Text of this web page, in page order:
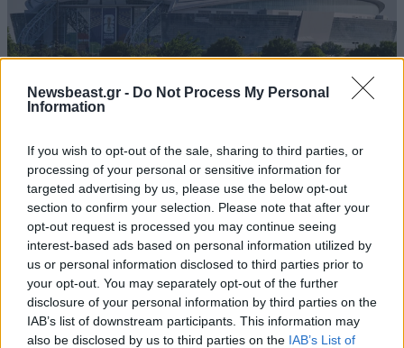
Newsbeast.gr - Do Not Process My Personal
Information
If you wish to opt-out of the sale, sharing to third parties, or
processing of your personal or sensitive information for
targeted advertising by us, please use the below opt-out
section to confirm your selection. Please note that after your
opt-out request is processed you may continue seeing
interest-based ads based on personal information utilized by
us or personal information disclosed to third parties prior to
your opt-out. You may separately opt-out of the further
disclosure of your personal information by third parties on the
IAB’s list of downstream participants. This information may
also be disclosed by us to third parties on the IAB’s List of
Το Ντάλας είναι τρίτη μεγαλύτερη πόλη του Τέξας με
εκτιμώμενο πληθυσμό 1.348.886 κατοίκους. Αποτελεί
από τα σημαντικότερα βιομηχανικά και
χρηματοοικονομικά κέντρα στις Ηνωμένες
Πολιτείες. Το Στάδιο AT&T έχει ανασυρόμενη οροφή
και η κατασκευή του ολοκληρώθηκε το 2009. Έχει
χωρητικότητα 80.000 θέσεων η οποία μπορεί να
επεκταθεί στις 105.000 θέσεις.